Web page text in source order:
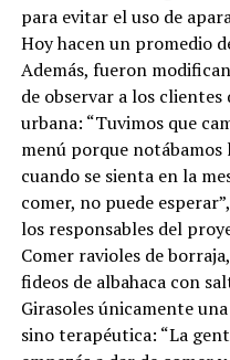
para evitar el uso de
Hoy hacen un promedio
Además, fueron
de observar a los
urbana: “Tuvimos que
menú porque notábamos
cuando se sienta en la
comer, no puede
los responsables del
Comer ravioles de
fideos de albahaca con
Girasoles únicamente
sino terapéutica: “La